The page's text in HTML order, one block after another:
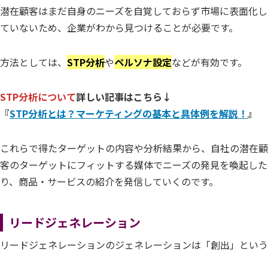
潜在顧客はまだ自身のニーズを自覚しておらず市場に表面化し
ていないため、企業がわから見つけることが必要です。
方法としては、 STP分析やペルソナ設定などが有効です。
STP分析について詳しい記事はこちら↓
『STP分析とは？マーケティングの基本と具体例を解説！ 』
これらで得たターゲットの内容や分析結果から、自社の潜在顧
客のターゲットにフィットする媒体でニーズの発見を喚起した
り、商品・サービスの紹介を発信していくのです。
リードジェネレーション
リードジェネレーションのジェネレーションは「創出」という